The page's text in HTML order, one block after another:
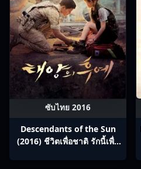
ซับไทย 2016
Descendants of the Sun
(2016) ชีวิตเพื่อชาติ รักนี้เพื่อ